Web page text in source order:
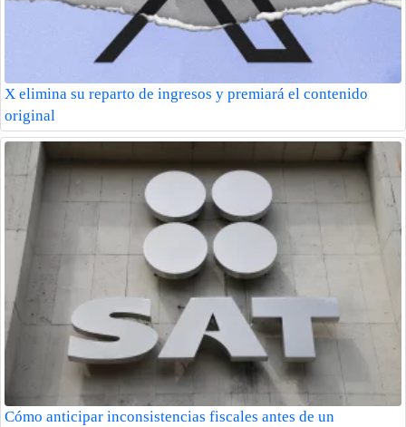
X elimina su reparto de ingresos y premiará el contenido
original
Cómo anticipar inconsistencias fiscales antes de un